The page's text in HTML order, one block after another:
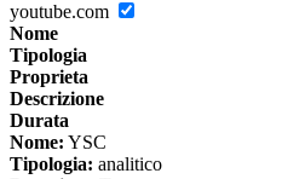
youtube.com
Nome
Tipologia
Proprieta
Descrizione
Durata
Nome: YSC
Tipologia: analitico